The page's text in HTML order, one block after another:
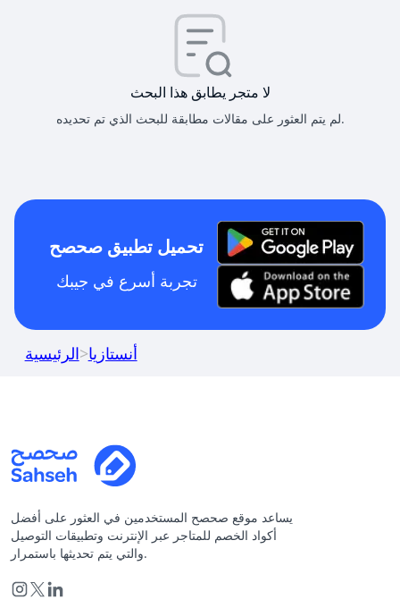
لا متجر يطابق هذا البحث
لم يتم العثور على مقالات مطابقة للبحث الذي تم تحديده.
تحميل تطبيق صحصح
تجربة أسرع في جيبك
الرئيسية>أنستازيا
يساعد موقع صحصح المستخدمين في العثور على أفضل
أكواد الخصم للمتاجر عبر الإنترنت وتطبيقات التوصيل
والتي يتم تحديثها باستمرار.